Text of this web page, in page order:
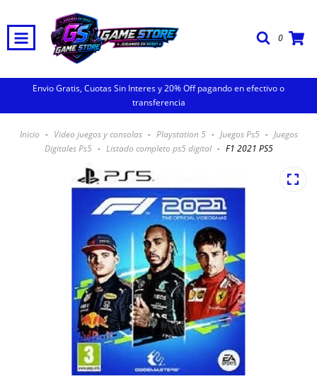
0
Envio Gratis, Cuotas Sin Interes y 20% Off pagando en efectivo o
transferencia
Inicio - Video juegos y consolas - Playstation 5 - Juegos Ps5 - Juegos
Digitales Ps5 - Listado completo ps5 digital - F1 2021 PS5